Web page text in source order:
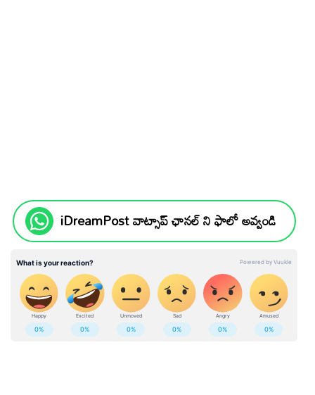
iDreamPost వాట్సాప్ ఛానల్ ని ఫాలో అవ్వండి